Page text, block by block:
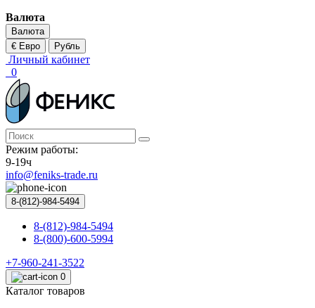
Валюта
Валюта
€ Евро
Рубль
Личный кабинет
0
Режим работы:
9-19ч
info@feniks-trade.ru
8-(812)-984-5494
8-(812)-984-5494
8-(800)-600-5994
+7-960-241-3522
0
Каталог товаров